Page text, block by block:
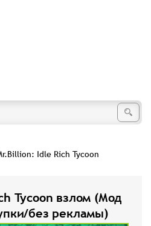
Idle Rich Tycoon
Tycoon взлом (Мод
без рекламы)